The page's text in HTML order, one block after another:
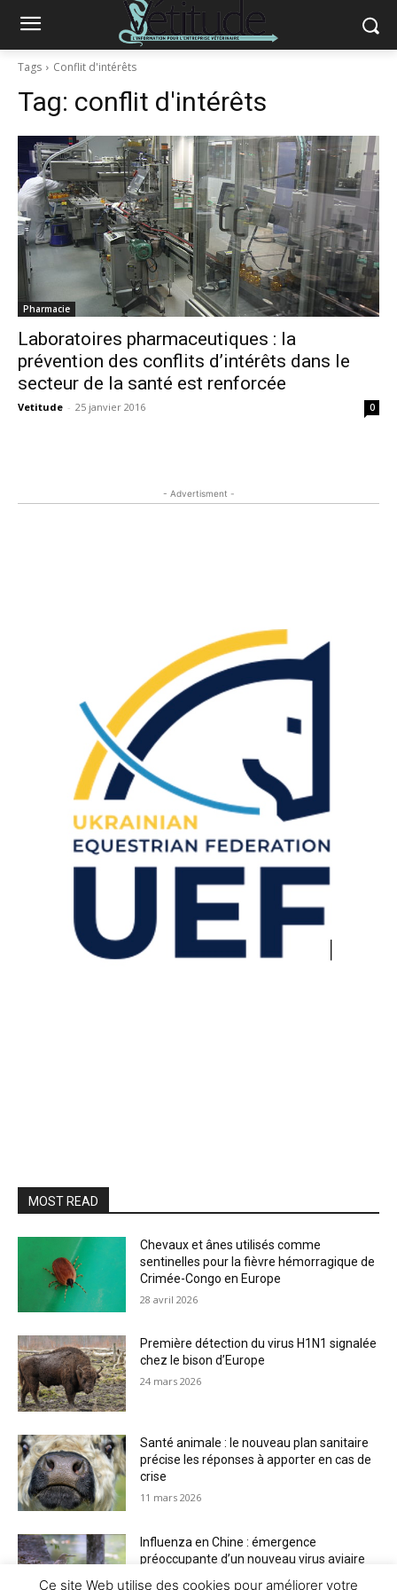
Tags Conflit d'intérêts
Tag: conflit d'intérêts
Pharmacie
Laboratoires pharmaceutiques : la
prévention des conflits d’intérêts dans le
secteur de la santé est renforcée
Vetitude - 25 janvier 2016 0
- Advertisment -
MOST READ
Chevaux et ânes utilisés comme
sentinelles pour la fièvre hémorragique de
Crimée-Congo en Europe
28 avril 2026
Première détection du virus H1N1 signalée
chez le bison d’Europe
24 mars 2026
Santé animale : le nouveau plan sanitaire
précise les réponses à apporter en cas de
crise
11 mars 2026
Influenza en Chine : émergence
préoccupante d’un nouveau virus aviaire
Ce site Web utilise des cookies pour améliorer votre